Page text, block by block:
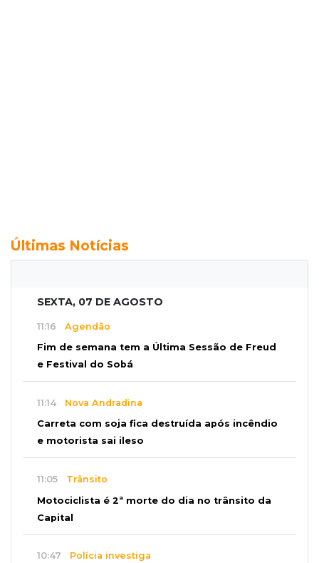
Últimas Notícias
SEXTA, 07 DE AGOSTO
11:16 Agendão
Fim de semana tem a Última Sessão de Freud
e Festival do Sobá
11:14 Nova Andradina
Carreta com soja fica destruída após incêndio
e motorista sai ileso
11:05 Trânsito
Motociclista é 2ª morte do dia no trânsito da
Capital
10:47 Polícia investiga